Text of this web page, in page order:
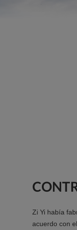
Zi Yi había
acuerdo con